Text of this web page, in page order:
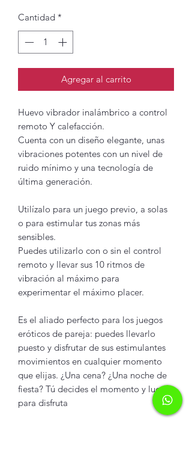
Cantidad *
Agregar al carrito
Huevo vibrador inalámbrico a control
remoto Y calefacción.
Cuenta con un diseño elegante, unas
vibraciones potentes con un nivel de
ruido mínimo y una tecnología de
última generación.
Utilízalo para un juego previo, a solas
o para estimular tus zonas más
sensibles.
Puedes utilizarlo con o sin el control
remoto y llevar sus 10 ritmos de
vibración al máximo para
experimentar el máximo placer.
Es el aliado perfecto para los juegos
eróticos de pareja: puedes llevarlo
puesto y disfrutar de sus estimulantes
movimientos en cualquier momento
que elijas. ¿Una cena? ¿Una noche de
fiesta? Tú decides el momento y lugar
para disfruta